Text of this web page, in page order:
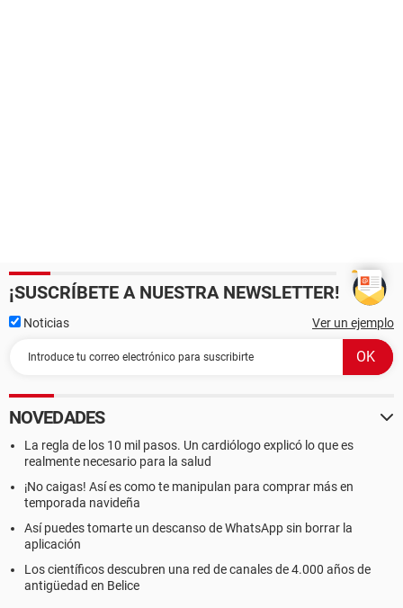
¡SUSCRÍBETE A NUESTRA NEWSLETTER!
Noticias Ver un ejemplo
NOVEDADES
La regla de los 10 mil pasos. Un cardiólogo explicó lo que es
realmente necesario para la salud
¡No caigas! Así es como te manipulan para comprar más en
temporada navideña
Así puedes tomarte un descanso de WhatsApp sin borrar la
aplicación
Los científicos descubren una red de canales de 4.000 años de
antigüedad en Belice